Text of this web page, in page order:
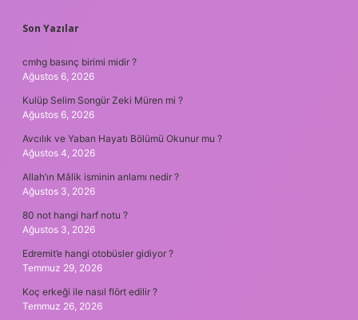
SIDEBAR
Son Yazılar
cmhg basınç birimi midir ?
Ağustos 6, 2026
Kulüp Selim Songür Zeki Müren mi ?
Ağustos 6, 2026
Avcılık ve Yaban Hayatı Bölümü Okunur mu ?
Ağustos 4, 2026
Allah’ın Mâlik isminin anlamı nedir ?
Ağustos 3, 2026
80 not hangi harf notu ?
Ağustos 3, 2026
Edremit’e hangi otobüsler gidiyor ?
Temmuz 29, 2026
Koç erkeği ile nasıl flört edilir ?
Temmuz 26, 2026